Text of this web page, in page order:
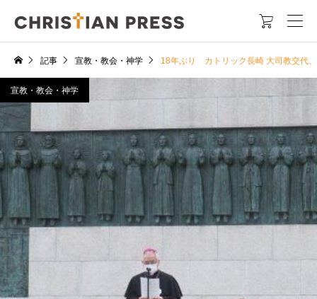

記事 宣教・教会・神学 18年ぶり カトリック長崎 大司教交代
宣教・教会・神学